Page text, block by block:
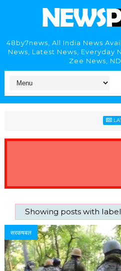
48by7news, All India News
News, Latest News, Everyday
Zee News,
Showing posts with
सरकषबल